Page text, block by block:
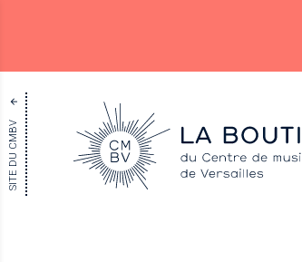
SITE DU CMBV